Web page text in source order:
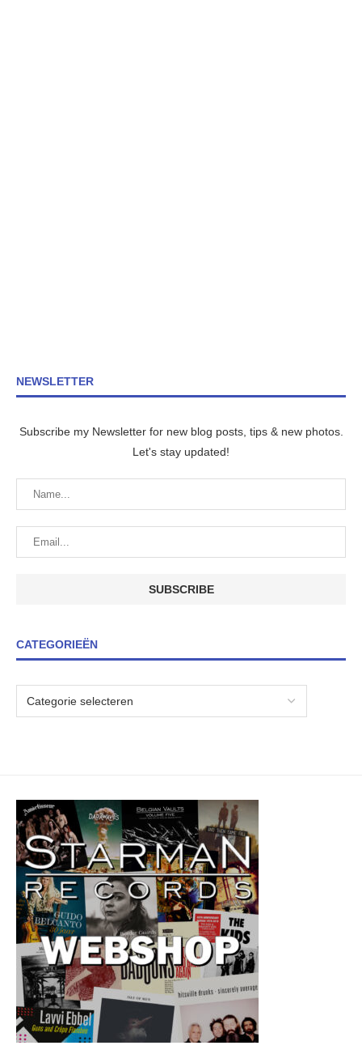
NEWSLETTER
Subscribe my Newsletter for new blog posts, tips & new photos.
Let's stay updated!
CATEGORIEËN